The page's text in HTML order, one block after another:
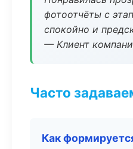
фотоотчёты с
спокойно и
— Клиент
Часто
Как